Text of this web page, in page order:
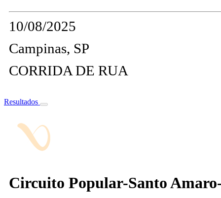
10/08/2025
Campinas, SP
CORRIDA DE RUA
Resultados
Circuito Popular-Santo